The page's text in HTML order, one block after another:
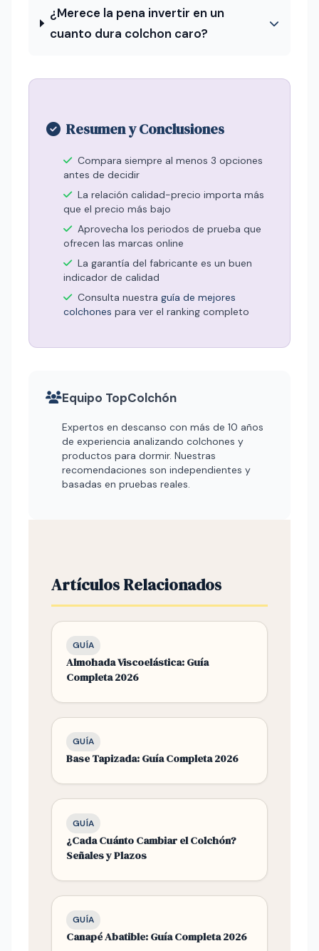
¿Merece la pena invertir en un
cuanto dura colchon caro?
Resumen y Conclusiones
Compara siempre al menos 3 opciones
antes de decidir
La relación calidad-precio importa más
que el precio más bajo
Aprovecha los periodos de prueba que
ofrecen las marcas online
La garantía del fabricante es un buen
indicador de calidad
Consulta nuestra guía de mejores
colchones para ver el ranking completo
Equipo TopColchón
Expertos en descanso con más de 10 años
de experiencia analizando colchones y
productos para dormir. Nuestras
recomendaciones son independientes y
basadas en pruebas reales.
Artículos Relacionados
GUÍA
Almohada Viscoelástica: Guía
Completa 2026
GUÍA
Base Tapizada: Guía Completa 2026
GUÍA
¿Cada Cuánto Cambiar el Colchón?
Señales y Plazos
GUÍA
Canapé Abatible: Guía Completa 2026